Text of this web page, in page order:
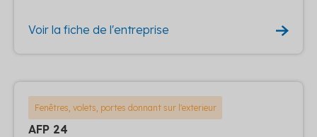
Voir la fiche de l'entreprise
Fenêtres, volets, portes donnant sur l'exterieur
AFP 24